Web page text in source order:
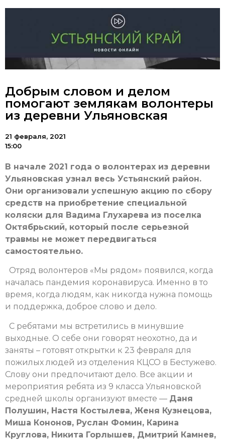
Добрым словом и делом
помогают землякам волонтеры
из деревни Ульяновская
21 февраля, 2021
15:00
В начале 2021 года о волонтерах из деревни
Ульяновская узнал весь Устьянский район.
Они организовали успешную акцию по сбору
средств на приобретение специальной
коляски для Вадима Глухарева из поселка
Октябрьский, который после серьезной
травмы не может передвигаться
самостоятельно.
Отряд волонтеров «Мы рядом» появился, когда
началась пандемия коронавируса. Именно в то
время, когда людям, как никогда нужна помощь
и поддержка, доброе слово и дело.
С ребятами мы встретились в минувшие
выходные. О себе они говорят неохотно, да и
заняты – готовят открытки к 23 февраля для
пожилых людей из отделения КЦСО в Бестужево.
Слову они предпочитают дело. Все акции и
мероприятия ребята из 9 класса Ульяновской
средней школы организуют вместе — Даня
Полушин, Настя Костылева, Женя Кузнецова,
Миша Кононов, Руслан Фомин, Карина
Круглова, Никита Горлышев, Дмитрий Камнев,